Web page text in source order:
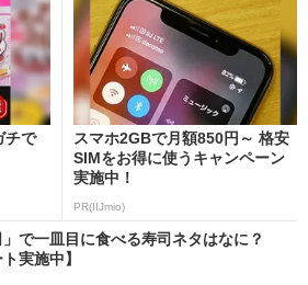
チで
スマホ2GBで月額850円～ 格安
SIMをお得に使うキャンペーン
実施中！
PR(IIJmio)
」で一皿目に食べる寿司ネタはなに？
実施中】